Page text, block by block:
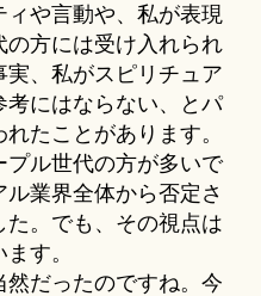
や言動や、私が表現
方には受け入れられ
、私がスピリチュア
考にはならない、とパ
たことがあります。
ル世代の方が多いで
業界全体から否定さ
。でも、その視点は
す。
だったのですね。今